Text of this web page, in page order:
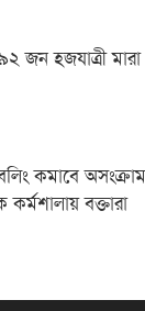
জন হজযাত্রী মারা
কমাবে
বক্তারা